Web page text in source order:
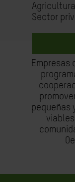
Sector
Empresas
pequeñas